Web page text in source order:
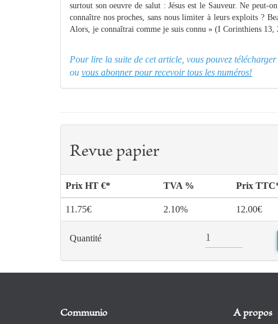
surtout son oeuvre de salut : Jésus est le Sauveur. Ne peut-
connaître nos proches, sans nous limiter à leurs exploits ?
Alors, je connaîtrai comme je suis connu » (I Corinthiens 13,
Pour lire la suite de cet article, vous pouvez
ou vous abonner pour recevoir tous les numéros!
Revue papier
Prix HT €* TVA % Prix
11.75€ 2.10% 12.00€
Quantité
Communio A propos